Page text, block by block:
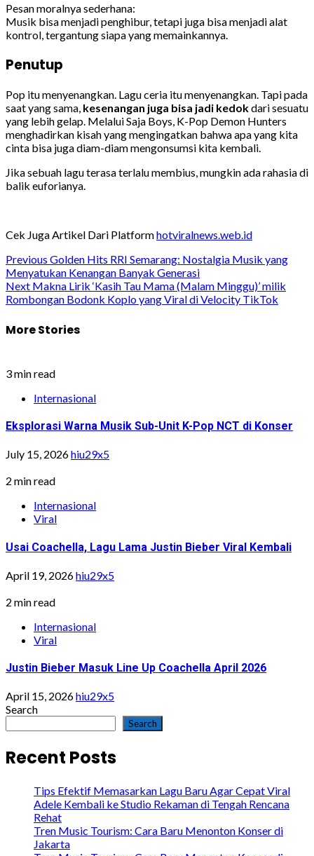
Pesan moralnya sederhana:
Musik bisa menjadi penghibur, tetapi juga bisa menjadi alat
kontrol, tergantung siapa yang memainkannya.
Penutup
Pop itu menyenangkan. Lagu ceria itu menyenangkan. Tapi pada
saat yang sama, kesenangan juga bisa jadi kedokdari sesuatu
yang lebih gelap. Melalui Saja Boys, K-Pop Demon Hunters
menghadirkan kisah yang mengingatkan bahwa apa yang kita
cinta bisa juga diam-diam mengonsumsi kita kembali.
Jika sebuah lagu terasa terlalu membius, mungkin ada rahasia di
balik euforianya.
Cek Juga Artikel Dari Platformhotviralnews.web.id
Post
navigation
Previous Golden Hits RRI Semarang: Nostalgia Musik yang
Menyatukan Kenangan Banyak Generasi
Next Makna Lirik ‘Kasih Tau Mama (Malam Minggu)’ milik
Rombongan Bodonk Koplo yang Viral di Velocity TikTok
More Stories
3 min read
Internasional
Eksplorasi Warna Musik Sub-Unit K-Pop NCT di Konser
July 15, 2026hiu29x5
2 min read
Internasional
Viral
Usai Coachella, Lagu Lama Justin Bieber Viral Kembali
April 19, 2026hiu29x5
2 min read
Internasional
Viral
Justin Bieber Masuk Line Up Coachella April 2026
April 15, 2026hiu29x5
Search
Search
Recent Posts
Tips Efektif Memasarkan Lagu Baru Agar Cepat Viral
Adele Kembali ke Studio Rekaman di Tengah Rencana
Rehat
Tren Music Tourism: Cara Baru Menonton Konser di
Jakarta